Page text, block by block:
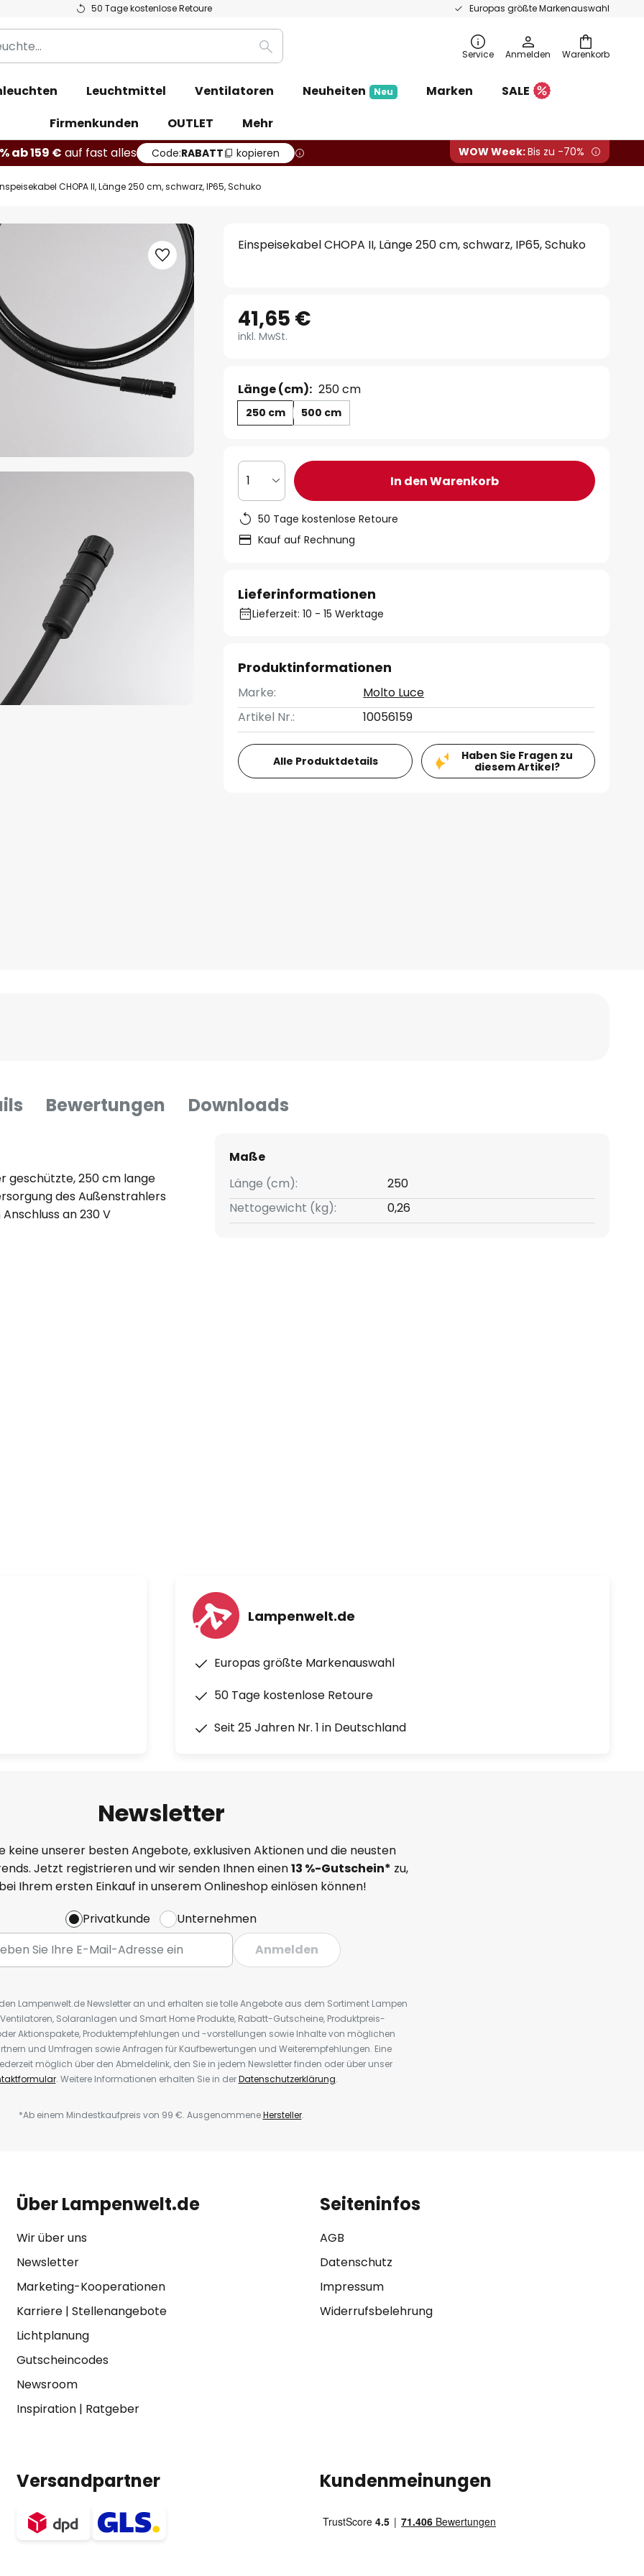
50 Tage kostenlose Retoure Europas größte Markenauswahl
Warenkorb
Suche Service Anmelden
Leuchtmittel Ventilatoren Neuheiten Neu Marken
SALE
Firmenkunden
OUTLET
Mehr
ab 159 € auf fast alles Code:RABATT kopieren WOW Week:Bis zu -70%
CHOPA II, Länge 250 cm, schwarz, IP65, Schuko
Einspeisekabel CHOPA II, Länge 250 cm, schwarz, IP65, Schuko
41,65 €
inkl. MwSt.
Länge (cm): 250 cm
250 cm 500 cm
1 In den Warenkorb
50 Tage kostenlose Retoure
Kauf auf Rechnung
Lieferinformationen
Lieferzeit: 10 - 15 Werktage
Produktinformationen
Marke:
Molto Luce
Artikel Nr.:
10056159
Alle Produktdetails
Haben Sie Fragen zu
diesem Artikel?
Bewertungen Downloads
geschützte, 250 cm lange
des Außenstrahlers
an 230 V
Maße
Länge (cm):
250
Nettogewicht (kg):
0,26
Lampenwelt.de
Europas größte Markenauswahl
50 Tage kostenlose Retoure
Seit 25 Jahren Nr. 1 in Deutschland
Newsletter
keine unserer besten Angebote, exklusiven Aktionen und die neusten
Jetzt registrieren und wir senden Ihnen einen13 %-Gutschein* zu,
Ihrem ersten Einkauf in unserem Onlineshop einlösen können!
Privatkunde
Unternehmen
Anmelden
Lampenwelt.de Newsletter an und erhalten sie tolle Angebote aus dem Sortiment Lampen
Solaranlagen und Smart Home Produkte, Rabatt-Gutscheine, Produktpreis-
Aktionspakete, Produktempfehlungen und -vorstellungen sowie Inhalte von möglichen
und Umfragen sowie Anfragen für Kaufbewertungen und Weiterempfehlungen. Eine
möglich über den Abmeldelink, den Sie in jedem Newsletter finden oder über unser
. Weitere Informationen erhalten Sie in derDatenschutzerklärung.
*Ab einem Mindestkaufpreis von 99 €. AusgenommeneHersteller.
Über Lampenwelt.de
Wir über uns
Newsletter
Marketing-Kooperationen
Karriere| Stellenangebote
Lichtplanung
Gutscheincodes
Newsroom
Inspiration| Ratgeber
Seiteninfos
AGB
Datenschutz
Impressum
Widerrufsbelehrung
Versandpartner Kundenmeinungen